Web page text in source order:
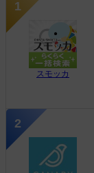
スモッカ